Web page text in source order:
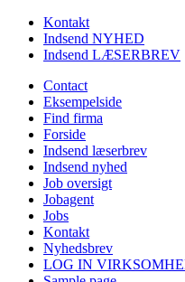
Kontakt
Indsend NYHED
Indsend LÆSERBREV
Contact
Eksempelside
Find firma
Forside
Indsend læserbrev
Indsend nyhed
Job oversigt
Jobagent
Jobs
Kontakt
Nyhedsbrev
LOG IN